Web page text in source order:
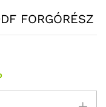
FORGÓRÉSZ